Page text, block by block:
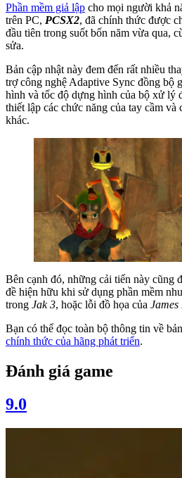
Phần mềm giả lập cho mọi người khả
trên PC, PCSX2, đã chính thức được
đầu tiên trong suốt bốn năm vừa qua,
sửa.
Bản cập nhật này đem đến rất nhiều
trợ công nghệ Adaptive Sync đồng bộ
hình và tốc độ dựng hình của bộ xử lý
thiết lập các chức năng của tay cầm và
khác.
Bên cạnh đó, những cải tiến này cũng
đề hiện hữu khi sử dụng phần mềm
trong Jak 3, hoặc lỗi đồ họa của
Bạn có thể đọc toàn bộ thông tin về
chính thức của hãng phát triển.
Đánh giá game
9.0